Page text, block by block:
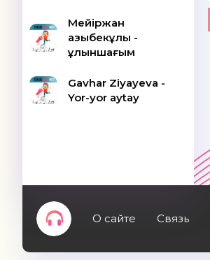
Мейіржан
Қазыбекұлы -
Құлыншағым
Gavhar Ziyayeva -
Yor-yor aytay
О сайте Связь